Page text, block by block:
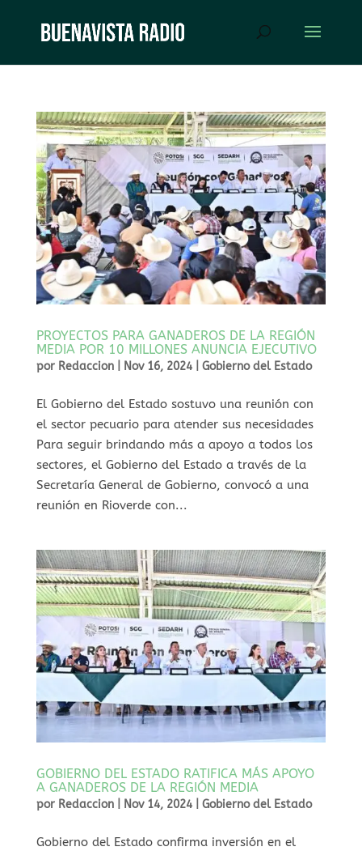
PROYECTOS PARA GANADEROS DE LA REGIÓN
MEDIA POR 10 MILLONES ANUNCIA EJECUTIVO
por Redaccion| Nov 16, 2024| Gobierno del Estado
El Gobierno del Estado sostuvo una reunión con
el sector pecuario para atender sus necesidades
Para seguir brindando más a apoyo a todos los
sectores, el Gobierno del Estado a través de la
Secretaría General de Gobierno, convocó a una
reunión en Rioverde con...
GOBIERNO DEL ESTADO RATIFICA MÁS APOYO
A GANADEROS DE LA REGIÓN MEDIA
por Redaccion| Nov 14, 2024| Gobierno del Estado
Gobierno del Estado confirma inversión en el